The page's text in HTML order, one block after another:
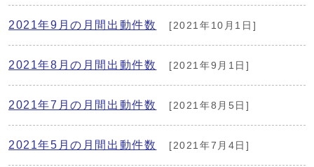
2021年9月の月間出動件数 [2021年10月1日]
2021年8月の月間出動件数 [2021年9月1日]
2021年7月の月間出動件数 [2021年8月5日]
2021年5月の月間出動件数 [2021年7月4日]